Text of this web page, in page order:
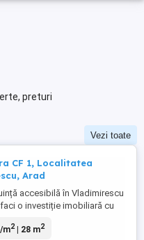
preturi
Vezi toate
CF 1, Localitatea
Arad
accesibilă în Vladimirescu
o investiție imobiliară cu
în acest moment, opțiunea cu
m2| 28 m2